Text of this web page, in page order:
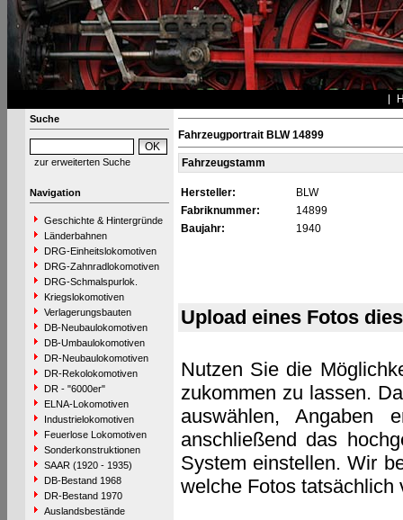
Suche
zur erweiterten Suche
Navigation
Geschichte & Hintergründe
Länderbahnen
DRG-Einheitslokomotiven
DRG-Zahnradlokomotiven
DRG-Schmalspurlok.
Kriegslokomotiven
Verlagerungsbauten
DB-Neubaulokomotiven
DB-Umbaulokomotiven
DR-Neubaulokomotiven
DR-Rekolokomotiven
DR - "6000er"
ELNA-Lokomotiven
Industrielokomotiven
Feuerlose Lokomotiven
Sonderkonstruktionen
SAAR (1920 - 1935)
DB-Bestand 1968
DR-Bestand 1970
Auslandsbestände
Fahrzeugportrait BLW 14899
Fahrzeugstamm
Hersteller:
BLW
Fabriknummer:
14899
Baujahr:
1940
Upload eines Fotos
Nutzen Sie die
zukommen zu lassen.
auswählen, Angaben
anschließend das
System einstellen. Wir
welche Fotos tatsächlich